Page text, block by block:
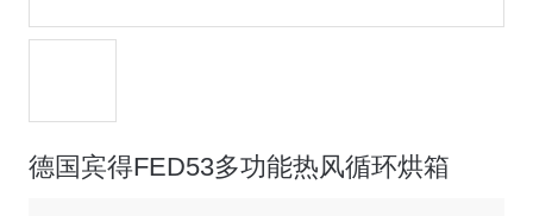
德国宾得FED53多功能热风循环烘箱